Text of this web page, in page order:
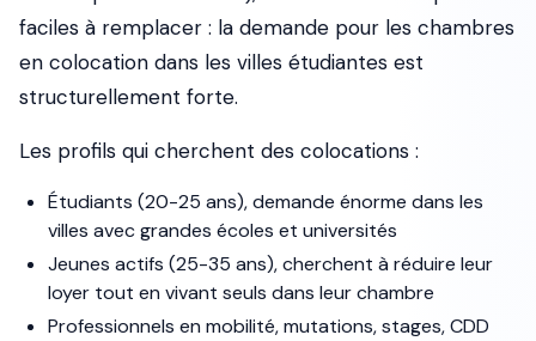
faciles à remplacer : la demande pour les chambres
en colocation dans les villes étudiantes est
structurellement forte.
Les profils qui cherchent des colocations :
Étudiants (20-25 ans), demande énorme dans les
villes avec grandes écoles et universités
Jeunes actifs (25-35 ans), cherchent à réduire leur
loyer tout en vivant seuls dans leur chambre
Professionnels en mobilité, mutations, stages, CDD